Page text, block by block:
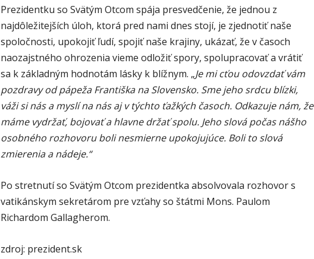
Prezidentku so Svätým Otcom spája presvedčenie, že jednou z
najdôležitejších úloh, ktorá pred nami dnes stojí, je zjednotiť naše
spoločnosti, upokojiť ľudí, spojiť naše krajiny, ukázať, že v časoch
naozajstného ohrozenia vieme odložiť spory, spolupracovať a vrátiť
sa k základným hodnotám lásky k blížnym. „Je mi cťou odovzdať vám
pozdravy od pápeža Františka na Slovensko. Sme jeho srdcu blízki,
váži si nás a myslí na nás aj v týchto ťažkých časoch. Odkazuje nám, že
máme vydržať, bojovať a hlavne držať spolu. Jeho slová počas nášho
osobného rozhovoru boli nesmierne upokojujúce. Boli to slová
zmierenia a nádeje.“
Po stretnutí so Svätým Otcom prezidentka absolvovala rozhovor s
vatikánskym sekretárom pre vzťahy so štátmi Mons. Paulom
Richardom Gallagherom.
zdroj: prezident.sk